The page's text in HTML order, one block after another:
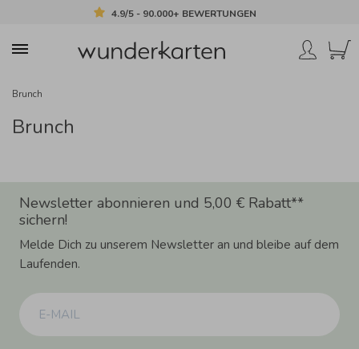
4.9/5 - 90.000+ BEWERTUNGEN
Brunch
Brunch
Newsletter abonnieren und 5,00 € Rabatt**
sichern!
Melde Dich zu unserem Newsletter an und bleibe auf dem
Laufenden.